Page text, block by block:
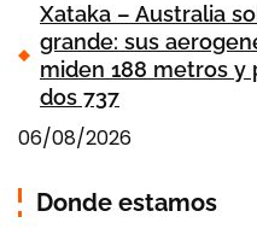
Xataka – Australia
grande: sus
miden 188 metros y
dos 737
06/08/2026
Donde estamos